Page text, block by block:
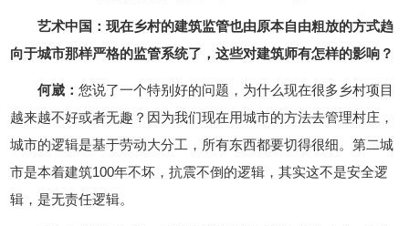
艺术中国：现在乡村的建筑监管也由原本自由粗放的方式趋
向于城市那样严格的监管系统了，这些对建筑师有怎样的影响？
何崴：您说了一个特别好的问题，为什么现在很多乡村项目
越来越不好或者无趣？因为我们现在用城市的方法去管理村庄，
城市的逻辑是基于劳动大分工，所有东西都要切得很细。第二城
市是本着建筑100年不坏，抗震不倒的逻辑，其实这不是安全逻
辑，是无责任逻辑。